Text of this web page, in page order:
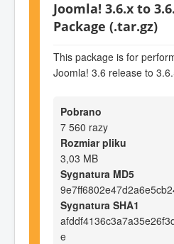
Joomla! 3.6.x to
Package (.tar.gz)
This package is for
Joomla! 3.6 release to
Pobrano
7 560 razy
Rozmiar pliku
3,03 MB
Sygnatura MD5
Sygnatura SHA1
e